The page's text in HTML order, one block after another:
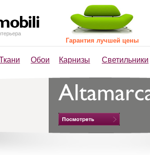
Обои Карнизы Светильники
Гарантия лучшей цены